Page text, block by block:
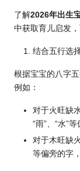
了解2026年出生
中获取育儿启发
结合五行选
根据宝宝的八字
例如：
对于火旺缺
“雨”、“水”
对于木旺缺
等偏旁的字，